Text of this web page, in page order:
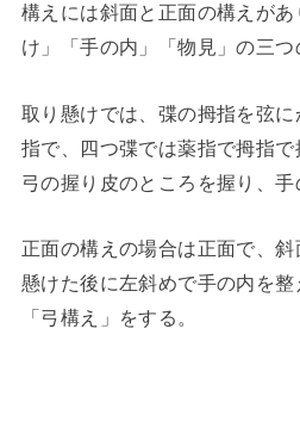
構えには斜面と正面の構えが
け」「手の内」「物見」の三つ
取り懸けでは、弽の拇指を弦
指で、四つ弽では薬指で拇指で
弓の握り皮のところを握り、手
正面の構えの場合は正面で、
懸けた後に左斜めで手の内を
「弓構え」をする。